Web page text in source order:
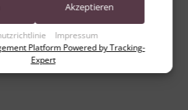
Daten zusammen, die Sie ihnen
sie im Rahmen Ihrer Nutzung der
(bspw. Nutzungsdaten anderer
zur Nutzung von Cookies und
widerrufen, indem Sie auf den
links unten klicken und dort die
Anpassungen vornehmen.
Impressum
Akzeptieren
Platform Powered by Tracking-
Expert